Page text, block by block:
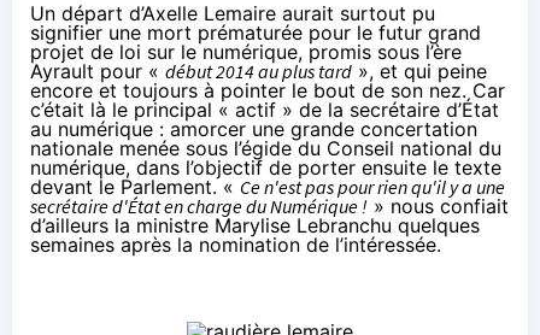
Un départ d’Axelle Lemaire aurait surtout pu
signifier une mort prématurée pour le futur grand
projet de loi sur le numérique, promis sous l’ère
Ayrault pour « début 2014 au plus tard », et qui peine
encore et toujours à pointer le bout de son nez. Car
c’était là le principal « actif » de la secrétaire d’État
au numérique : amorcer une grande concertation
nationale menée sous l’égide du Conseil national du
numérique, dans l’objectif de porter ensuite le texte
devant le Parlement. « Cen'est pas pour rien qu'il y a une
secrétaire d'État en charge du Numérique ! » nous confiait
d’ailleurs la ministre Marylise Lebranchu quelques
semaines après la nomination de l’intéressée.